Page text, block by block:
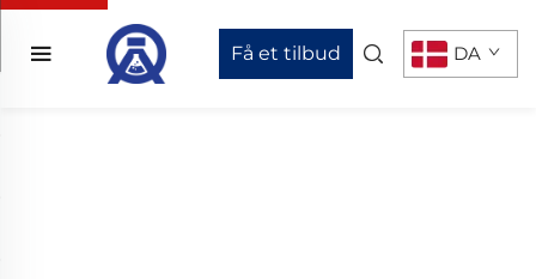
Få et tilbud DA